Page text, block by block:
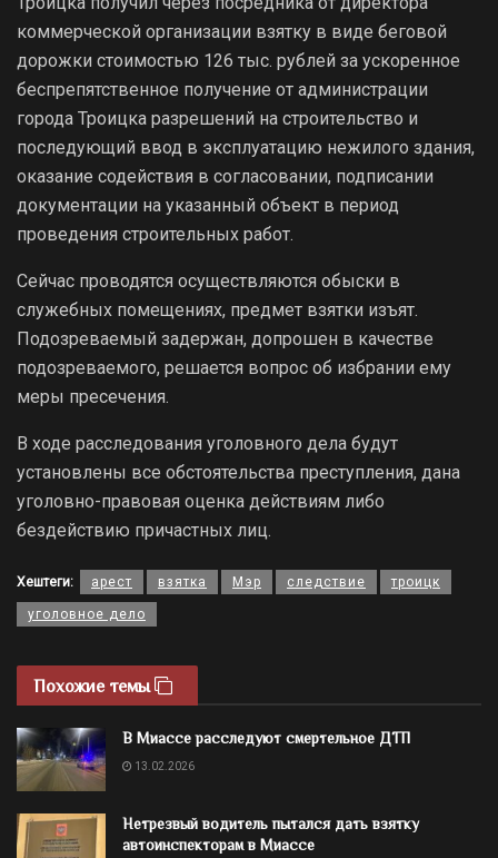
коммерческой организации взятку в виде беговой
дорожки стоимостью 126 тыс. рублей за ускоренное
беспрепятственное получение от администрации
города Троицка разрешений на строительство и
последующий ввод в эксплуатацию нежилого здания,
оказание содействия в согласовании, подписании
документации на указанный объект в период
проведения строительных работ.
Сейчас проводятся осуществляются обыски в
служебных помещениях, предмет взятки изъят.
Подозреваемый задержан, допрошен в качестве
подозреваемого, решается вопрос об избрании ему
меры пресечения.
В ходе расследования уголовного дела будут
установлены все обстоятельства преступления, дана
уголовно-правовая оценка действиям либо
бездействию причастных лиц.
Хештеги: арест взятка Мэр следствие троицк
уголовное дело
Похожие темы
В Миассе расследуют смертельное ДТП
13.02.2026
Нетрезвый водитель пытался дать взятку
автоинспекторам в Миассе